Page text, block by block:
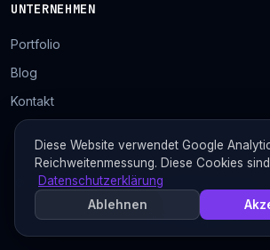
UNTERNEHMEN
Portfolio
Blog
Kontakt
© 2026 Tolosa Designs. Alle Rechte
Über unsImpressum
Diese Website verwendet Google
Reichweitenmessung. Diese Cookies
Datenschutzerklärung
Ablehnen